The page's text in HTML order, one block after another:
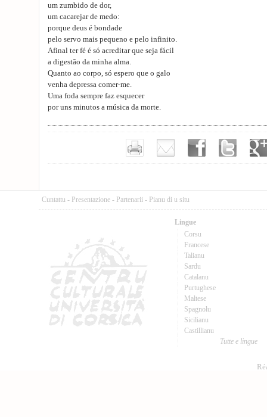
um zumbido de dor,
um cacarejar de medo:
porque deus é bondade
pelo servo mais pequeno e pelo infinito.
Afinal ter fé é só acreditar que seja fácil
a digestão da minha alma.
Quanto ao corpo, só espero que o galo
venha depressa comer-me.
Uma foda sempre faz esquecer
por uns minutos a música da morte.
Cuntattu - Presentazione - Partenarii - Pianu di u situ
Lingue
Corsu
Francese
Talianu
Sardu
Catalanu
Purtughese
Maltese
Spagnolu
Sicilianu
Castillianu
Tutte e lingue